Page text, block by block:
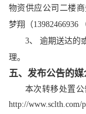
物资供应公司 二楼商
梦翔
（13982466936
3、 逾期送达的
理。
五、发布公告的媒
本次转移处置
http://www.sclth.com/